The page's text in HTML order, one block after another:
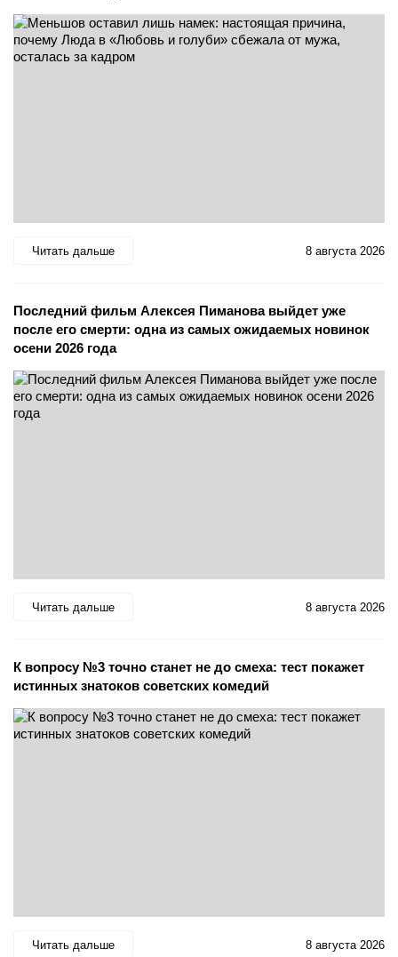
Читать дальше 8 августа 2026
Последний фильм Алексея Пиманова выйдет уже
после его смерти: одна из самых ожидаемых новинок
осени 2026 года
Читать дальше 8 августа 2026
К вопросу №3 точно станет не до смеха: тест покажет
истинных знатоков советских комедий
Читать дальше 8 августа 2026